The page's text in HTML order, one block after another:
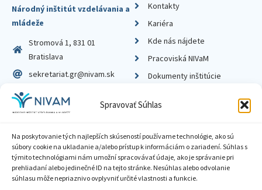
Spravovať Súhlas
Na poskytovanie tých najlepších skúseností používame technológie, ako sú
súbory cookie na ukladanie a/alebo prístup k informáciám o zariadení. Súhlas s
týmito technológiami nám umožní spracovávať údaje, ako je správanie pri
prehliadaní alebo jedinečné ID na tejto stránke. Nesúhlas alebo odvolanie
súhlasu môže nepriaznivo ovplyvniť určité vlastnosti a funkcie.
Národný inštitút vzdelávania a
mládeže
Stromová 1, 831 01
Bratislava
sekretariat.gr@nivam.sk
IČO: 00164348
DIČ: 2020798714
Kontakty
Kariéra
Kde nás nájdete
Pracoviská NIVaM
Dokumenty inštitúcie
Zásady ochrany súkromia